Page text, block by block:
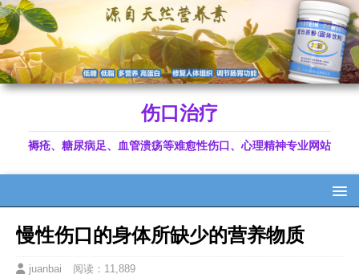
伤口治疗
褥疮、糖尿病足、血管溃疡等难愈性伤口、心理精神专业网站
慢性伤口的身体所缺少的营养物质
juanbai 阅读：11,889